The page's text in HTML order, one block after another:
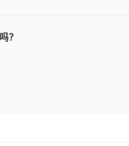
等。在3D配置器中试用所有颜
？